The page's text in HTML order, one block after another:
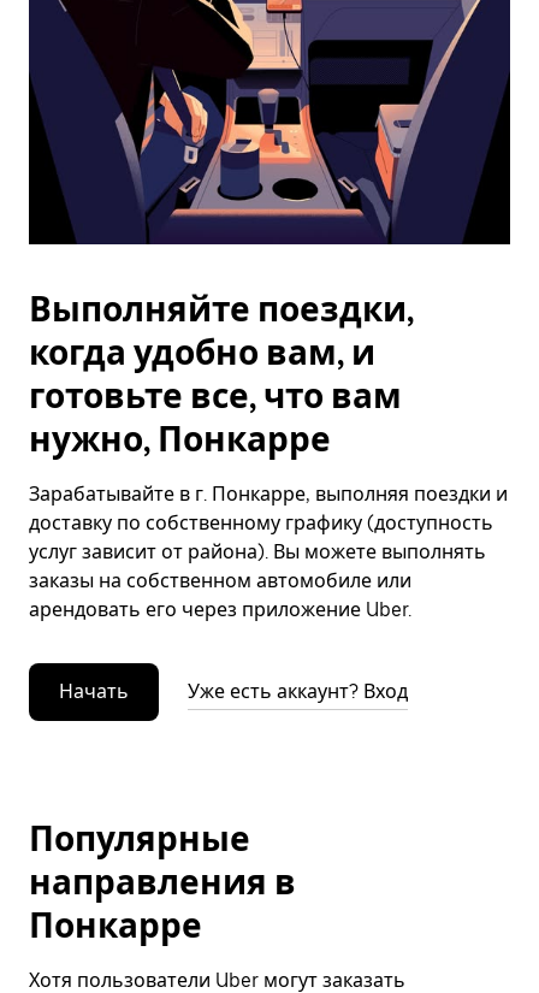
Выполняйте поездки,
когда удобно вам, и
готовьте все, что вам
нужно, Понкарре
Зарабатывайте в г. Понкарре, выполняя поездки и
доставку по собственному графику (доступность
услуг зависит от района). Вы можете выполнять
заказы на собственном автомобиле или
арендовать его через приложение Uber.
Начать Уже есть аккаунт? Вход
Популярные
направления в
Понкарре
Хотя пользователи Uber могут заказать